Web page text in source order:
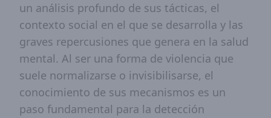
un análisis profundo de sus tácticas, el
contexto social en el que se desarrolla y las
graves repercusiones que genera en la salud
mental. Al ser una forma de violencia que
suele normalizarse o invisibilisarse, el
conocimiento de sus mecanismos es un
paso fundamental para la detección